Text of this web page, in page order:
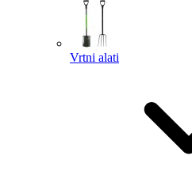
Vrtni alati